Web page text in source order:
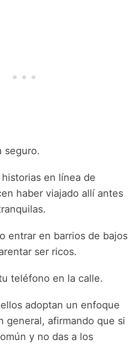
seguro.
en línea de
haber viajado allí antes
entrar en barrios de bajos
ser ricos.
teléfono en la calle.
adoptan un enfoque
general, afirmando que si
y no das a los